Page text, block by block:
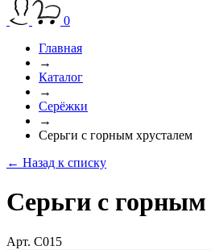
0
Главная
→
Каталог
→
Серёжки
→
Серьги с горным хрусталем
← Назад к списку
Серьги с горным
Арт. C015